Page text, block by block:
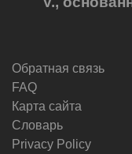
Обратная связь
FAQ
Карта сайта
Словарь
Privacy Policy